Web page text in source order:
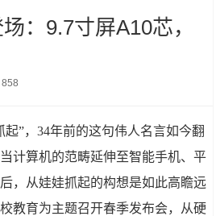
：9.7寸屏A10芯，
858
”，34年前的这句伟人名言如今翻
计算机的范畴延伸至智能手机、平
，从娃娃抓起的构想是如此高瞻远
教育为主题召开春季发布会，从硬